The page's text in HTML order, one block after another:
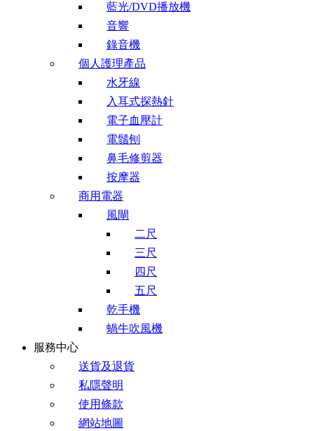
藍光/DVD播放機
音響
錄音機
個人護理產品
水牙線
入耳式探熱針
電子血壓計
電鬚刨
鼻毛修剪器
按摩器
商用電器
風閘
二尺
三尺
四尺
五尺
乾手機
蝸牛吹風機
服務中心
送貨及退貨
私隱聲明
使用條款
網站地圖